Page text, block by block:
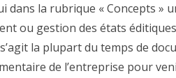
dans la rubrique « Concepts »
ou gestion des états
la plupart du temps de
de l’entreprise pour